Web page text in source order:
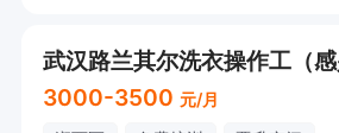
3000-3500 元/月